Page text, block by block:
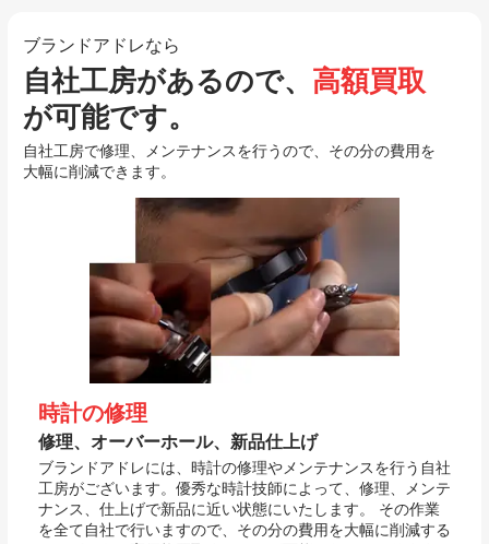
ブランドアドレなら
自社工房があるので、 高額買取
が可能です。
自社工房で修理、メンテナンスを行うので、その分の費用を
大幅に削減できます。
時計の修理
修理、オーバーホール、新品仕上げ
ブランドアドレには、時計の修理やメンテナンスを行う自社
工房がございます。優秀な時計技師によって、修理、メンテ
ナンス、仕上げで新品に近い状態にいたします。 その作業
を全て自社で行いますので、その分の費用を大幅に削減する